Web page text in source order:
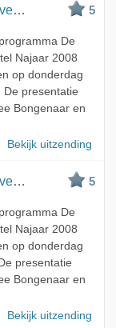
3 5
De
Najaar 2008
op donderdag
De presentatie
Bongenaar en
Bekijk uitzending
2 5
De
Najaar 2008
op donderdag
presentatie
Bongenaar en
Bekijk uitzending